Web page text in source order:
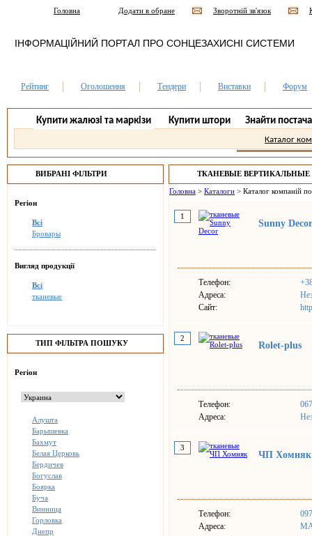
Головна Додати в обране Зворотній зв'язок
ІНФОРМАЦІЙНИЙ ПОРТАЛ ПРО СОНЦЕЗАХИСНІ СИСТЕМИ
Рейтинг Оголошення Тендери Виставки Форум
Купити жалюзі та маркізи Купити штори Знайти
Каталог
ВИБРАНІ ФІЛЬТРИ
Регіон
Всі
Бровары
Вигляд продукції
Всі
тканевые
ТИП ФІЛЬТРА ПОШУКУ
Регіон
Алушта
Барышевка
Бахмут
Белая Церковь
Бердичев
Богуслав
Боярка
Буча
Винница
Горловка
Днепр
ТКАНЕВЫЕ
Головна > Каталоги > Каталог компаній
1
Sunny Decor
Телефон:
Адреса:
Сайт:
2
Rolet-plus
Телефон:
Адреса:
3
ЧП Хомняк
Телефон:
Адреса: